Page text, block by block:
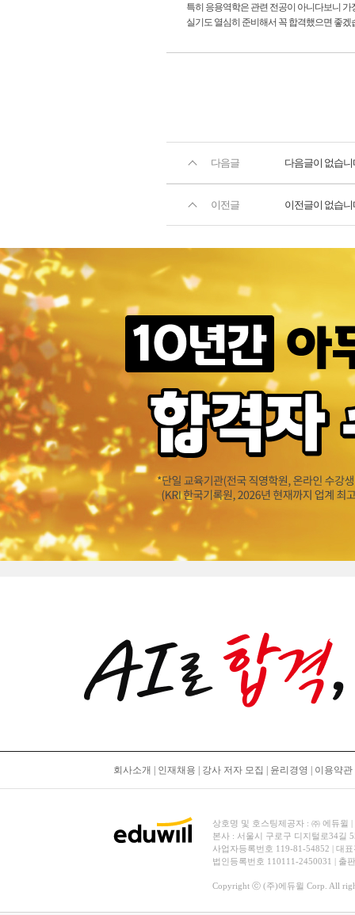
특히 응용역학은 관련 전공이 아니다보니
실기도 열심히 준비해서 꼭 합격했으면 좋겠
다음글 다음글이 없습니
이전글 이전글이 없습니
회사소개 인재채용 강사 저자 모집 윤리경영 이용약관
상호명 및 호스팅제공자 : ㈜ 에듀윌
본사 : 서울시 구로구 디지털로34길
사업자등록번호 119-81-54852 | 대
법인등록번호 110111-2450031 | 출
Copyright ⓒ (주)에듀윌 Corp. All